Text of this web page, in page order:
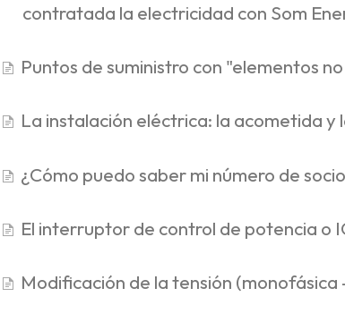
contratada la electricidad con Som
Puntos de suministro con "elementos
La instalación eléctrica: la acometida y
¿Cómo puedo saber mi número de
El interruptor de control de potencia o
Modificación de la tensión